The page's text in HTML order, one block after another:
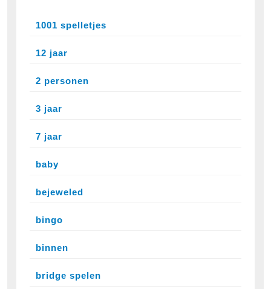
1001 spelletjes
12 jaar
2 personen
3 jaar
7 jaar
baby
bejeweled
bingo
binnen
bridge spelen